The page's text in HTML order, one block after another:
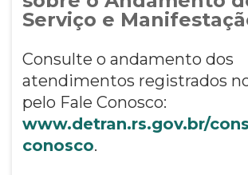
Serviço e
Consulte o andamento dos
atendimentos registrados
pelo Fale Conosco:
www.detran.rs.gov.br/
conosco.